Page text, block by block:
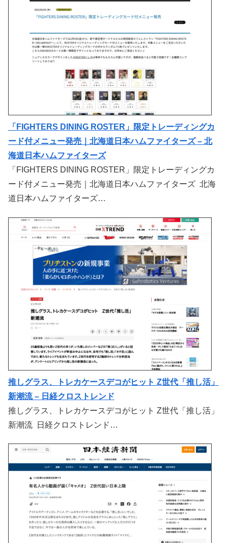
「FIGHTERS DINING ROSTER」限定トレーディングカ
ード付メニュー発売｜北海道日本ハムファイターズ – 北
海道日本ハムファイターズ
「FIGHTERS DINING ROSTER」限定トレーディングカ
ード付メニュー発売｜北海道日本ハムファイターズ 北海
道日本ハムファイターズ…
推しグラス、トレカケースデコがヒット Z世代「推し活」
新潮流 – 日経クロストレンド
推しグラス、トレカケースデコがヒット Z世代「推し活」
新潮流 日経クロストレンド…